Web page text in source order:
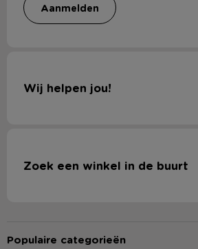
aanmelden
Wij helpen jou!
Zoek een winkel in de buurt
Populaire categorieën